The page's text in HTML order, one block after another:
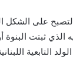
ثبتت البنوة
التابعية